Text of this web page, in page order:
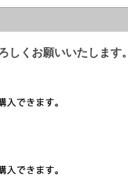
しくお願いいたします。